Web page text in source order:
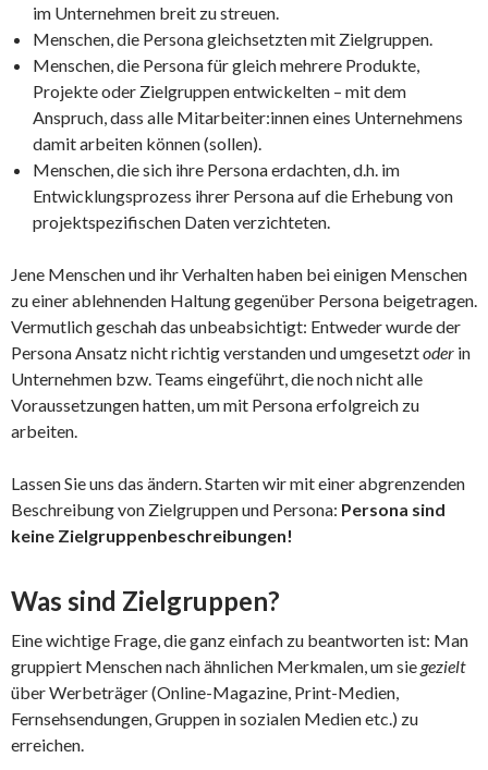
im Unternehmen breit zu streuen.
Menschen, die Persona gleichsetzten mit Zielgruppen.
Menschen, die Persona für gleich mehrere Produkte,
Projekte oder Zielgruppen entwickelten – mit dem
Anspruch, dass alle Mitarbeiter:innen eines Unternehmens
damit arbeiten können (sollen).
Menschen, die sich ihre Persona erdachten, d.h. im
Entwicklungsprozess ihrer Persona auf die Erhebung von
projektspezifischen Daten verzichteten.
Jene Menschen und ihr Verhalten haben bei einigen Menschen
zu einer ablehnenden Haltung gegenüber Persona beigetragen.
Vermutlich geschah das unbeabsichtigt: Entweder wurde der
Persona Ansatz nicht richtig verstanden und umgesetztoder in
Unternehmen bzw. Teams eingeführt, die noch nicht alle
Voraussetzungen hatten, um mit Persona erfolgreich zu
arbeiten.
Lassen Sie uns das ändern. Starten wir mit einer abgrenzenden
Beschreibung von Zielgruppen und Persona: Persona sind
keine Zielgruppenbeschreibungen!
Was sind Zielgruppen?
Eine wichtige Frage, die ganz einfach zu beantworten ist: Man
gruppiert Menschen nach ähnlichen Merkmalen, um siegezielt
über Werbeträger (Online-Magazine, Print-Medien,
Fernsehsendungen, Gruppen in sozialen Medien etc.) zu
erreichen.